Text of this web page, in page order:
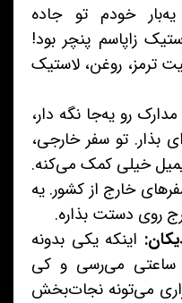
یه‌بار خودم تو جاده
زاپاسم پنچر بود!
ترمز، روغن، لاستیک
رو یه‌جا نگه دار،
بذار. تو سفر خارجی،
خیلی کمک می‌کنه.
خارج از کشور. یه
روی دستت بذاره.
اینکه یکی بدونه
ساعتی می‌رسی و کی
می‌تونه نجات‌بخش